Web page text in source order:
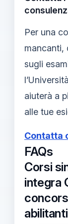
Per una
mancanti,
sugli
aiuterà a
alle tue
Contatta
FAQs
Corsi
integra
abilitanti